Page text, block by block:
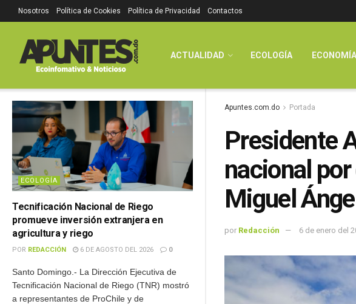
ECOLOGÍA
Tecnificación Nacional de Riego
promueve inversión extranjera en
agricultura y riego
POR REDACCIÓN 6 DE AGOSTO DEL 2026 0
Santo Domingo.- La Dirección Ejecutiva de
Tecnificación Nacional de Riego (TNR) mostró
a representantes de ProChile y de
Nosotros Política de Cookies Política de Privacidad Contactos
ACTUALIDAD ECOLOGÍA ECONOMÍA
Apuntes.com.do Portada
Presidente
nacional
Miguel
por Redacción 6 de enero del